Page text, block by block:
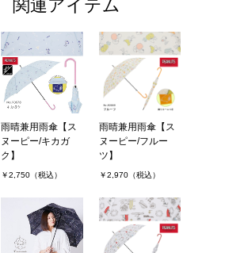
関連アイテム
雨晴兼用雨傘【ス
ヌーピー/キカガ
ク】
￥2,750（税込）
雨晴兼用雨傘【ス
ヌーピー/フルー
ツ】
￥2,970（税込）